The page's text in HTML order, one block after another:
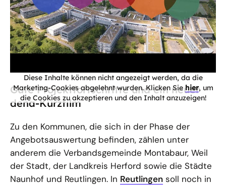
Diese Inhalte können nicht angezeigt werden, da die
Marketing-Cookies abgelehnt wurden. Klicken Siehier, um
die Cookies zu akzeptieren und den Inhalt anzuzeigen!
Gute Projektfortschritte und ein neuer
dena-Kurzfilm
Zu den Kommunen, die sich in der Phase der
Angebotsauswertung befinden, zählen unter
anderem die Verbandsgemeinde Montabaur, Weil
der Stadt, der Landkreis Herford sowie die Städte
Naunhof und Reutlingen. In Reutlingen soll noch in